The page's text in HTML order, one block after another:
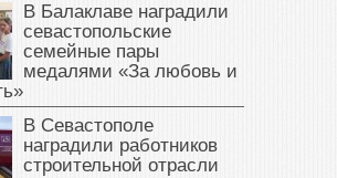
В Балаклаве наградили
севастопольские
семейные пары
медалями «За любовь и
В Севастополе
наградили работников
строительной отрасли